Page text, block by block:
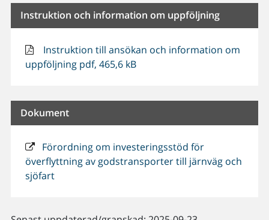
Instruktion och information om uppföljning
Instruktion till ansökan och information om
uppföljning pdf, 465,6 kB
Dokument
Förordning om investeringsstöd för
överflyttning av godstransporter till järnväg och
sjöfart